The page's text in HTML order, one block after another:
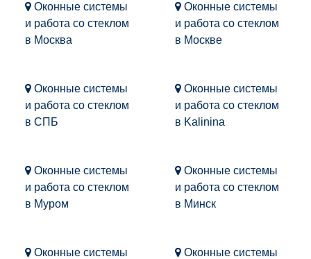
Оконные системы
и работа со стеклом
в Москва
Оконные системы
и работа со стеклом
в Москве
Оконные системы
и работа со стеклом
в СПБ
Оконные системы
и работа со стеклом
в Kalinina
Оконные системы
и работа со стеклом
в Муром
Оконные системы
и работа со стеклом
в Минск
Оконные системы
Оконные системы